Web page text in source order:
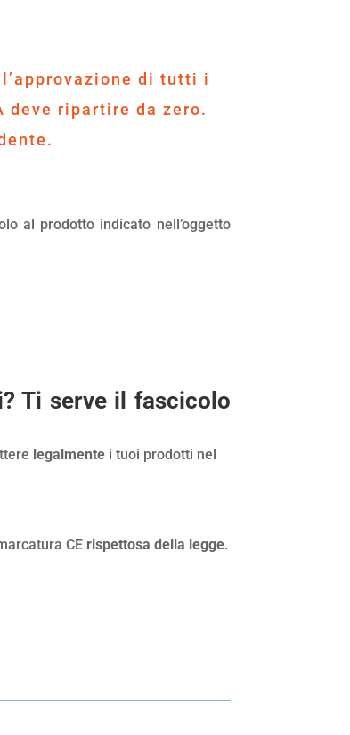
di tutti i
deve ripartire da zero.
al prodotto indicato nell’oggetto
Ti serve il fascicolo
legalmente i tuoi prodotti nel
CE rispettosa della legge.